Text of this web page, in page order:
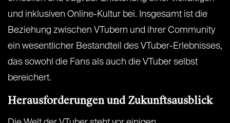
und inklusiven Online-Kultur bei. Insgesamt ist die
Beziehung zwischen VTubern und ihrer Community
ein wesentlicher Bestandteil des VTuber-Erlebnisses,
das sowohl die Fans als auch die VTuber selbst
bereichert.
Herausforderungen und Zukunftsausblick